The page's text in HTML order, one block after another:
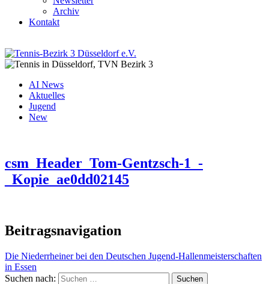
Archiv
Kontakt
AI News
Aktuelles
Jugend
New
csm_Header_Tom-Gentzsch-1_-
_Kopie_ae0dd02145
Beitragsnavigation
Die Niederrheiner bei den Deutschen Jugend-Hallenmeisterschaften
in Essen
Suchen nach: